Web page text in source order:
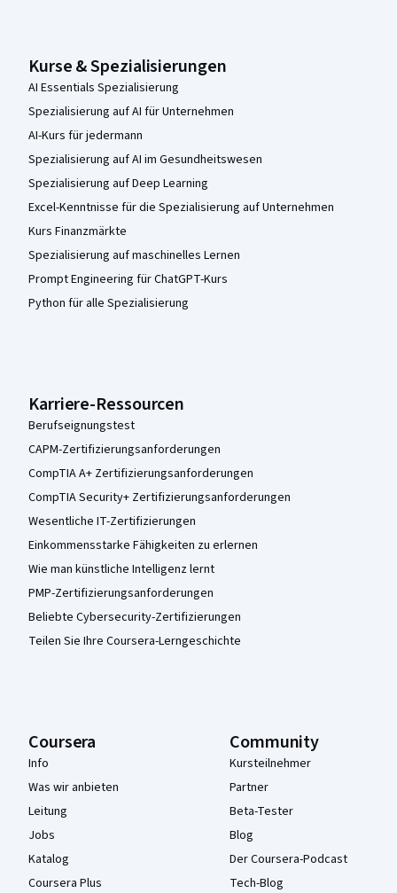
Kurse & Spezialisierungen
AI Essentials Spezialisierung
Spezialisierung auf AI für Unternehmen
AI-Kurs für jedermann
Spezialisierung auf AI im Gesundheitswesen
Spezialisierung auf Deep Learning
Excel-Kenntnisse für die Spezialisierung auf Unternehmen
Kurs Finanzmärkte
Spezialisierung auf maschinelles Lernen
Prompt Engineering für ChatGPT-Kurs
Python für alle Spezialisierung
Karriere-Ressourcen
Berufseignungstest
CAPM-Zertifizierungsanforderungen
CompTIA A+ Zertifizierungsanforderungen
CompTIA Security+ Zertifizierungsanforderungen
Wesentliche IT-Zertifizierungen
Einkommensstarke Fähigkeiten zu erlernen
Wie man künstliche Intelligenz lernt
PMP-Zertifizierungsanforderungen
Beliebte Cybersecurity-Zertifizierungen
Teilen Sie Ihre Coursera-Lerngeschichte
Coursera
Info
Was wir anbieten
Leitung
Jobs
Katalog
Coursera Plus
Community
Kursteilnehmer
Partner
Beta-Tester
Blog
Der Coursera-Podcast
Tech-Blog